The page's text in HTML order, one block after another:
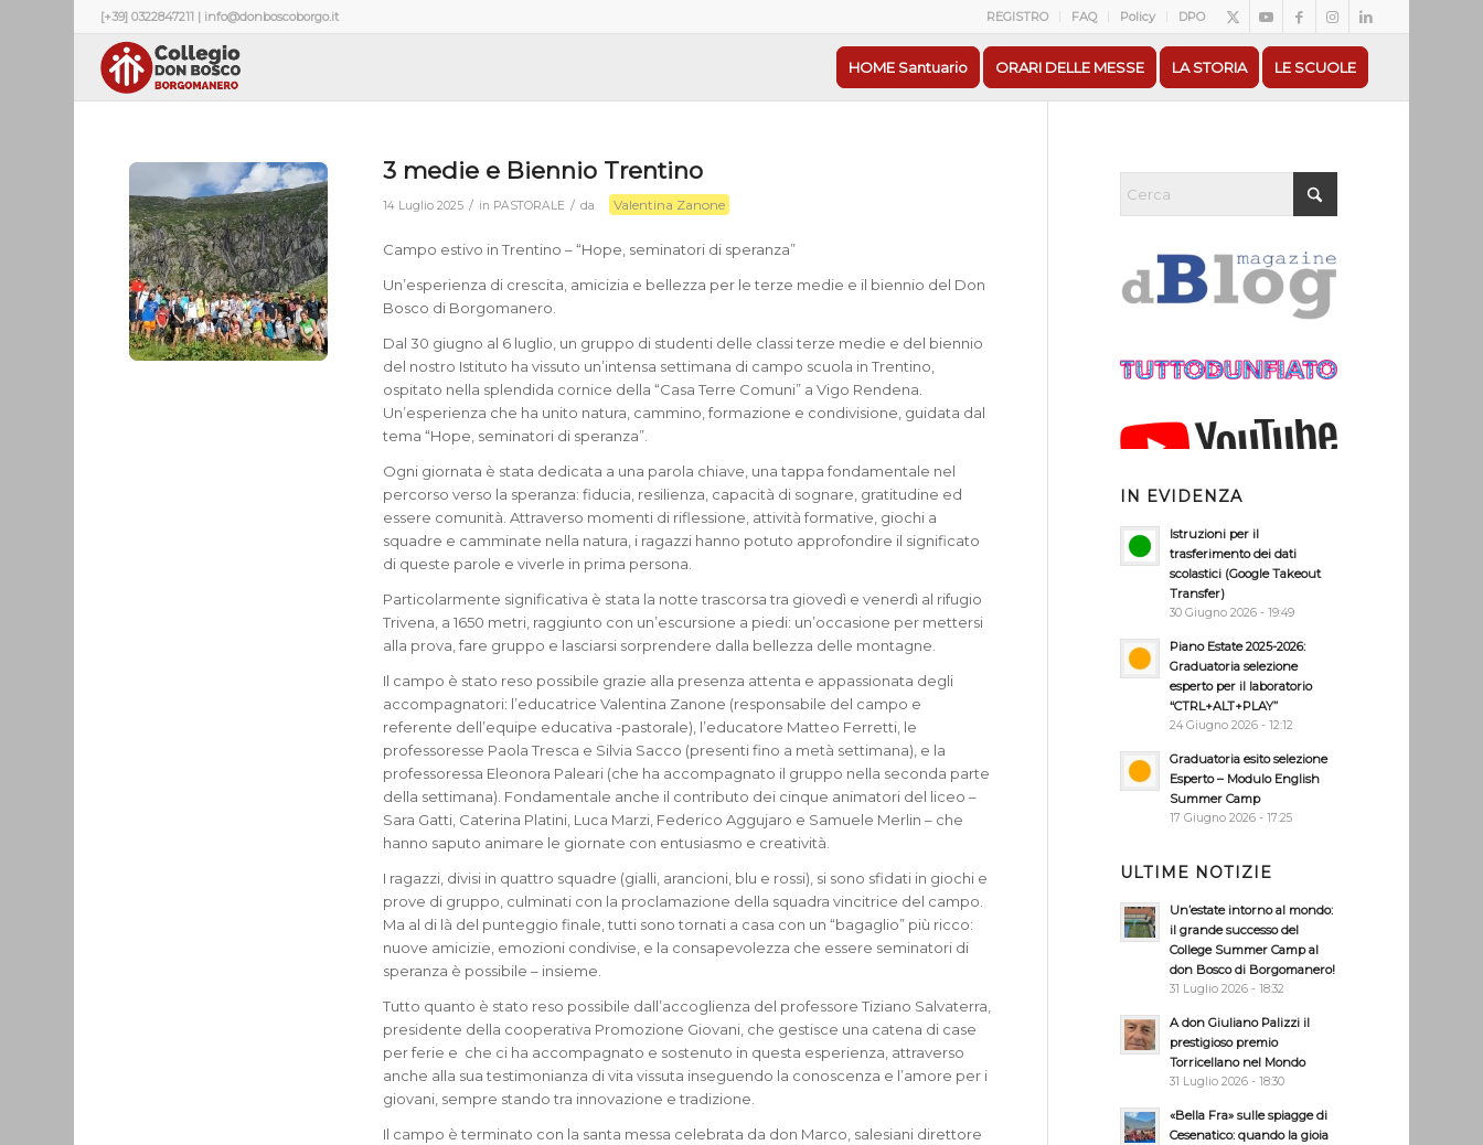
REGISTRO FAQ Policy DPO
[+39] 0322847211 | info@donboscoborgo.it
HOME Santuario ORARI DELLE MESSE LA STORIA LE SCUOLE
3 medie e Biennio Trentino
14 Luglio 2025 / in PASTORALE / da Valentina Zanone
Campo estivo in Trentino – “Hope, seminatori di speranza”
Un’esperienza di crescita, amicizia e bellezza per le terze medie e il biennio del Don
Bosco di Borgomanero.
Dal 30 giugno al 6 luglio, un gruppo di studenti delle classi terze medie e del biennio
del nostro Istituto ha vissuto un’intensa settimana di campo scuola in Trentino,
ospitato nella splendida cornice della “Casa Terre Comuni” a Vigo Rendena.
Un’esperienza che ha unito natura, cammino, formazione e condivisione, guidata dal
tema “Hope, seminatori di speranza”.
Ogni giornata è stata dedicata a una parola chiave, una tappa fondamentale nel
percorso verso la speranza: fiducia, resilienza, capacità di sognare, gratitudine ed
essere comunità. Attraverso momenti di riflessione, attività formative, giochi a
squadre e camminate nella natura, i ragazzi hanno potuto approfondire il significato
di queste parole e viverle in prima persona.
Particolarmente significativa è stata la notte trascorsa tra giovedì e venerdì al rifugio
Trivena, a 1650 metri, raggiunto con un’escursione a piedi: un’occasione per mettersi
alla prova, fare gruppo e lasciarsi sorprendere dalla bellezza delle montagne.
Il campo è stato reso possibile grazie alla presenza attenta e appassionata degli
accompagnatori: l’educatrice Valentina Zanone (responsabile del campo e
referente dell’equipe educativa -pastorale), l’educatore Matteo Ferretti, le
professoresse Paola Tresca e Silvia Sacco (presenti fino a metà settimana), e la
professoressa Eleonora Paleari (che ha accompagnato il gruppo nella seconda parte
della settimana). Fondamentale anche il contributo dei cinque animatori del liceo –
Sara Gatti, Caterina Platini, Luca Marzi, Federico Aggujaro e Samuele Merlin – che
hanno saputo animare le giornate con entusiasmo e creatività.
I ragazzi, divisi in quattro squadre (gialli, arancioni, blu e rossi), si sono sfidati in giochi e
prove di gruppo, culminati con la proclamazione della squadra vincitrice del campo.
Ma al di là del punteggio finale, tutti sono tornati a casa con un “bagaglio” più ricco:
nuove amicizie, emozioni condivise, e la consapevolezza che essere seminatori di
speranza è possibile – insieme.
Tutto quanto è stato reso possibile dall’accoglienza del professore Tiziano Salvaterra,
presidente della cooperativa Promozione Giovani, che gestisce una catena di case
per ferie e che ci ha accompagnato e sostenuto in questa esperienza, attraverso
anche alla sua testimonianza di vita vissuta inseguendo la conoscenza e l’amore per i
giovani, sempre stando tra innovazione e tradizione.
Il campo è terminato con la santa messa celebrata da don Marco, salesiani direttore
IN EVIDENZA
Istruzioni per il
trasferimento dei dati
scolastici (Google Takeout
Transfer)
30 Giugno 2026 - 19:49
Piano Estate 2025-2026:
Graduatoria selezione
esperto per il laboratorio
“CTRL+ALT+PLAY”
24 Giugno 2026 - 12:12
Graduatoria esito selezione
Esperto – Modulo English
Summer Camp
17 Giugno 2026 - 17:25
ULTIME NOTIZIE
Un’estate intorno al mondo:
il grande successo del
College Summer Camp al
don Bosco di Borgomanero!
31 Luglio 2026 - 18:32
A don Giuliano Palizzi il
prestigioso premio
Torricellano nel Mondo
31 Luglio 2026 - 18:30
«Bella Fra» sulle spiagge di
Cesenatico: quando la gioia